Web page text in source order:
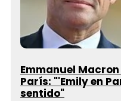
Emmanuel
París: "'Emily en
sentido"